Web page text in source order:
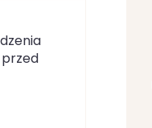
przed